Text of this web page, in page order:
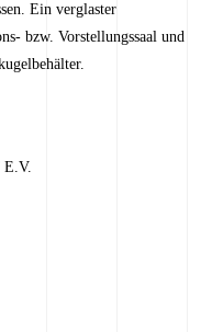
Ein verglaster
bzw. Vorstellungssaal und